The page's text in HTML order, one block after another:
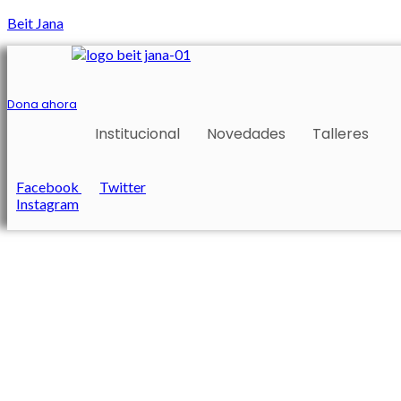
Beit Jana
Dona ahora
Institucional Novedades Talleres
Facebook
Twitter
Instagram